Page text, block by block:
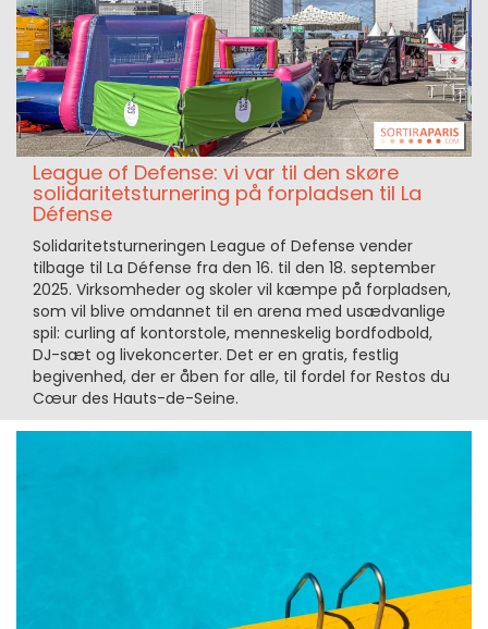
League of Defense: vi var til den skøre
solidaritetsturnering på forpladsen til La
Défense
Solidaritetsturneringen League of Defense vender
tilbage til La Défense fra den 16. til den 18. september
2025. Virksomheder og skoler vil kæmpe på forpladsen,
som vil blive omdannet til en arena med usædvanlige
spil: curling af kontorstole, menneskelig bordfodbold,
DJ-sæt og livekoncerter. Det er en gratis, festlig
begivenhed, der er åben for alle, til fordel for Restos du
Cœur des Hauts-de-Seine.